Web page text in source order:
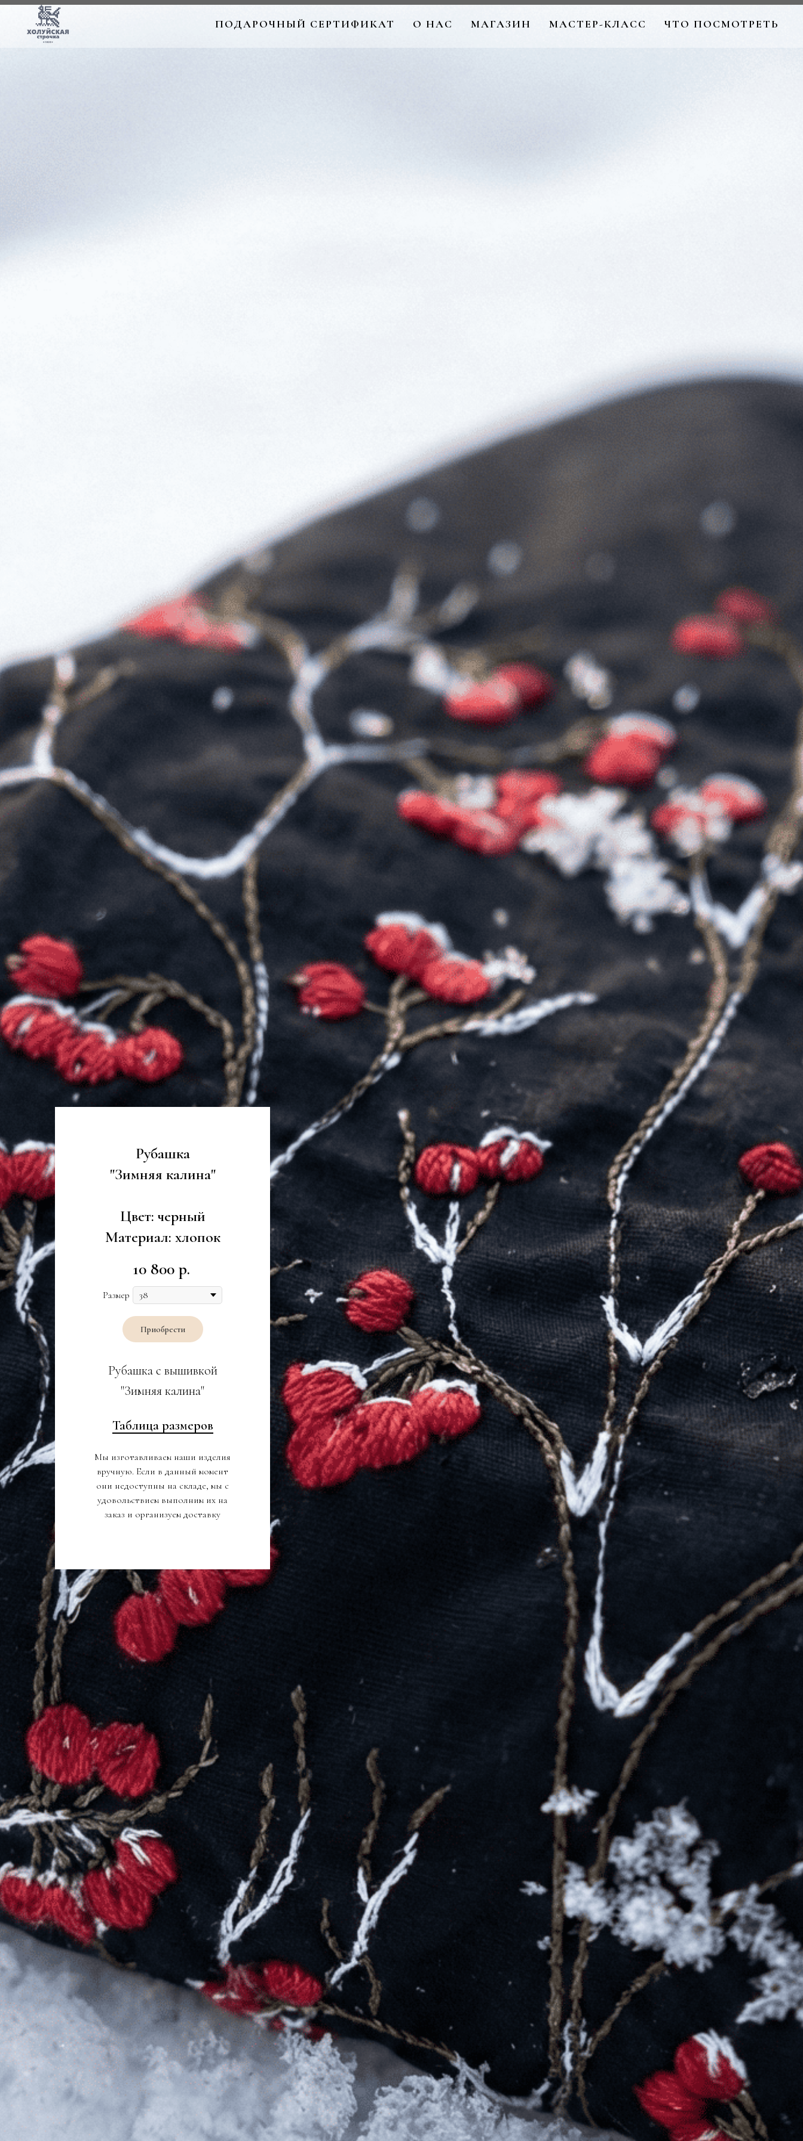
ПОДАРОЧНЫЙ СЕРТИФИКАТ О НАС МАГАЗИН МАСТЕР-КЛАСС ЧТО ПОСМОТРЕТЬ
Рубашка
"Зимняя калина"
Цвет: черный
Материал: хлопок
10 800 р.
Размер
Приобрести
Рубашка с вышивкой
"Зимняя калина"
Таблица размеров
Мы изготавливаем наши изделия
вручную. Если в данный момент
они недоступны на складе, мы с
удовольствием выполним их на
заказ и организуем доставку